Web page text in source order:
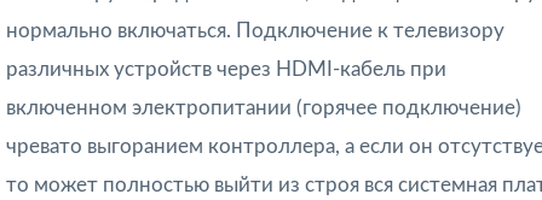
нормально включаться. Подключение к телевизору
различных устройств через HDMI-кабель при
включенном электропитании (горячее подключение)
чревато выгоранием контроллера, а если он
то может полностью выйти из строя вся системная